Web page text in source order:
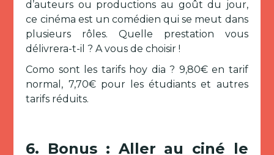
d’auteurs ou productions au goût du jour,
ce cinéma est un comédien qui se meut dans
plusieurs rôles. Quelle prestation vous
délivrera-t-il ? A vous de choisir !
Como sont les tarifs hoy dia ? 9,80€ en tarif
normal, 7,70€ pour les étudiants et autres
tarifs réduits.
6. Bonus : Aller au ciné le